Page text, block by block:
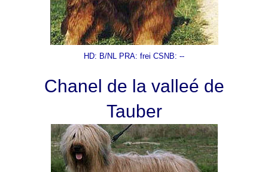
HD: B/NL PRA: frei CSNB: --
Chanel de la valleé de
Tauber